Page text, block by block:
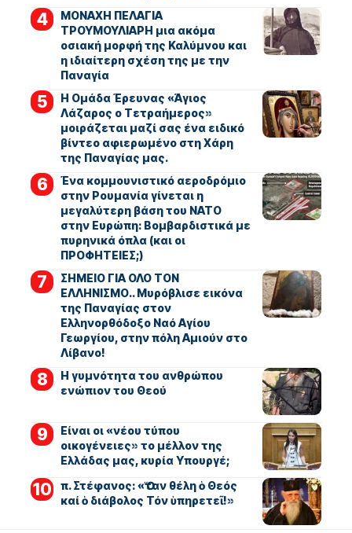
ΜΟΝΑΧΗ ΠΕΛΑΓΙΑ
ΤΡΟΥΜΟΥΛΙΑΡΗ μια ακόμα
οσιακή μορφή της Καλύμνου και
η ιδιαίτερη σχέση της με την
Παναγία
Η Ομάδα Έρευνας «Άγιος
Λάζαρος ο Τετραήμερος»
μοιράζεται μαζί σας ένα ειδικό
βίντεο αφιερωμένο στη Χάρη
της Παναγίας μας.
Ένα κομμουνιστικό αεροδρόμιο
στην Ρουμανία γίνεται η
μεγαλύτερη βάση του ΝΑΤΟ
στην Ευρώπη: Βομβαρδιστικά με
πυρηνικά όπλα (και οι
ΠΡΟΦΗΤΕΙΕΣ;)
ΣΗΜΕΙΟ ΓΙΑ ΟΛΟ ΤΟΝ
ΕΛΛΗΝΙΣΜΟ.. Μυρόβλισε εικόνα
της Παναγίας στον
Ελληνορθόδοξο Ναό Αγίου
Γεωργίου, στην πόλη Αμιούν στο
Λίβανο!
Η γυμνότητα του ανθρώπου
ενώπιον του Θεού
Είναι οι «νέου τύπου
οικογένειες» το μέλλον της
Ελλάδας μας, κυρία Υπουργέ;
π. Στέφανος: «Ὅταν θέλη ὁ Θεός
καί ὁ διάβολος Τόν ὑπηρετεῖ!»